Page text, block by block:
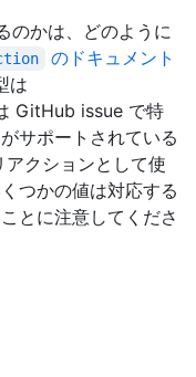
のかは、どのように
のドキュメント
は
GitHub issue で特
サポートされている
クションとして使
つかの値は対応する
とに注意してくださ